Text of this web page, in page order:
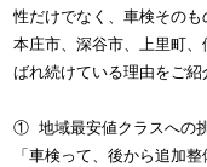
性だけでなく、車検そのも
本庄市、深谷市、上里町
ばれ続けている理由をご紹
① 地域最安値クラスへの
「車検って、後から追加